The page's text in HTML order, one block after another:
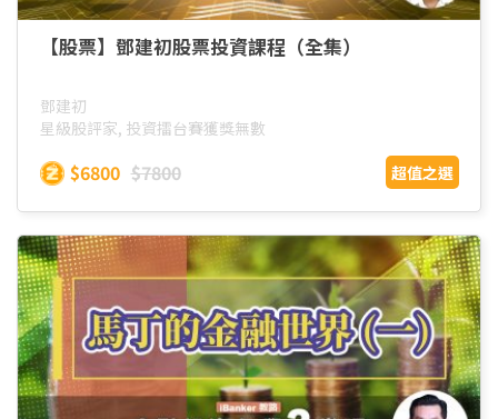
【股票】鄧建初股票投資課程（全集）
鄧建初
星級股評家, 投資擂台賽獲獎無數
$6800 $7800 超值之選